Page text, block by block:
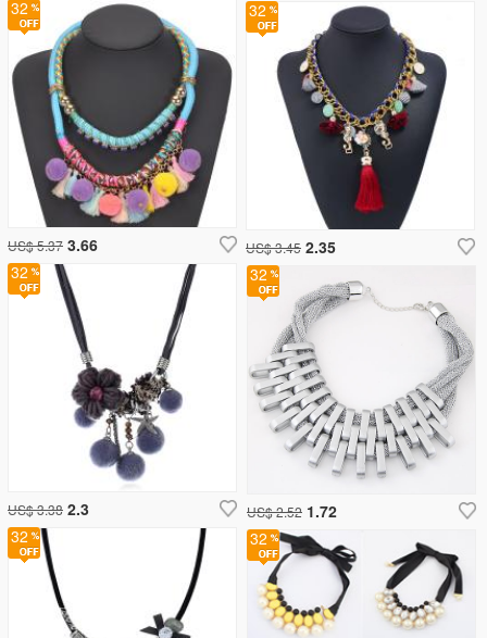
32
32
US$ 2.52 1.72
32
US$ 3.45 2.35
32
32
US$ 5.37 3.66
32
US$ 3.38 2.3